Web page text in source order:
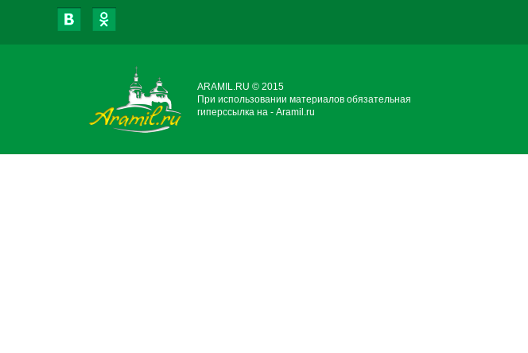
ARAMIL.RU © 2015
При использовании материалов обязательная
гиперссылка на - Aramil.ru